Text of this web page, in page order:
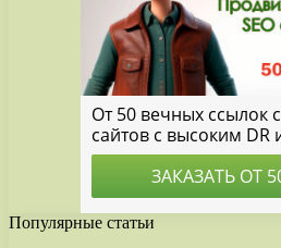
Популярные статьи